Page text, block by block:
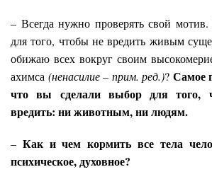
– Всегда нужно проверять свой
для того, чтобы не вредить живым
обижаю всех вокруг своим
ахимса (ненасилие – прим. ред.)? Самое
что вы сделали выбор для того,
вредить: ни животным, ни людям.
– Как и чем кормить все тела
психическое, духовное?